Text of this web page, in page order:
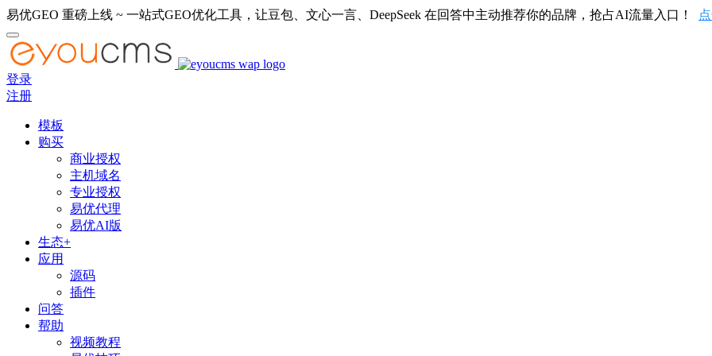
易优GEO 重磅上线 ~ 一站式GEO优化工具，让豆包、文心一言、DeepSeek 在回答中主动推荐你的品牌，抢占AI流量入口！
登录
注册
模板
购买
商业授权
主机域名
专业授权
易优代理
易优AI版
生态+
应用
源码
插件
问答
帮助
视频教程